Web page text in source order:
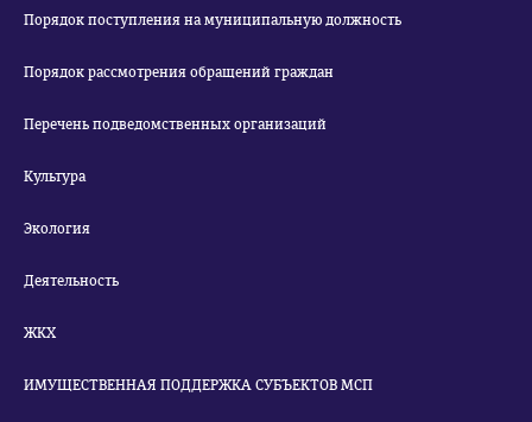
Порядок поступления на муниципальную должность
Порядок рассмотрения обращений граждан
Перечень подведомственных организаций
Культура
Экология
Деятельность
ЖКХ
ИМУЩЕСТВЕННАЯ ПОДДЕРЖКА СУБЪЕКТОВ МСП